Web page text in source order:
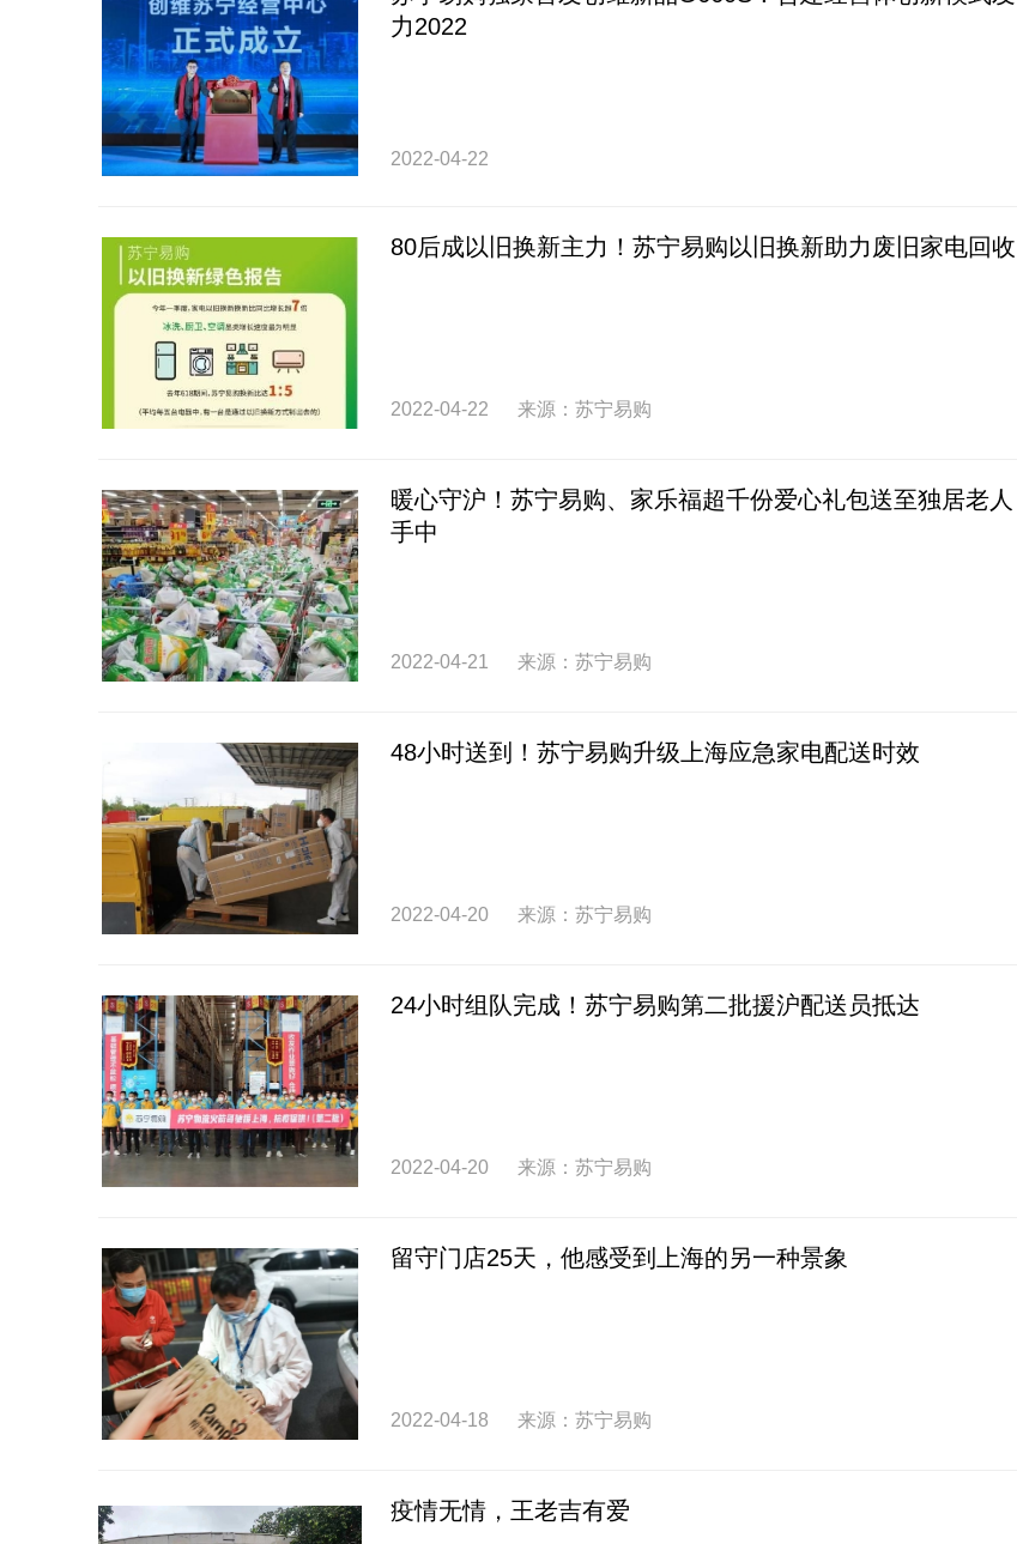
力2022
2022-04-22
80后成以旧换新主力！苏宁易购以旧换新助力废旧家电回收
2022-04-22 来源：苏宁易购
暖心守沪！苏宁易购、家乐福超千份爱心礼包送至独居老人
手中
2022-04-21 来源：苏宁易购
48小时送到！苏宁易购升级上海应急家电配送时效
2022-04-20 来源：苏宁易购
24小时组队完成！苏宁易购第二批援沪配送员抵达
2022-04-20 来源：苏宁易购
留守门店25天，他感受到上海的另一种景象
2022-04-18 来源：苏宁易购
疫情无情，王老吉有爱